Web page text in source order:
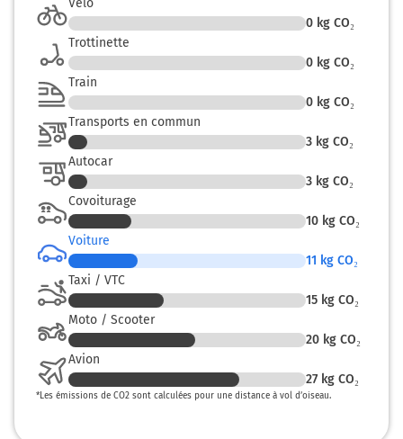
Prendre à droite et rejoindre Boulevard du
Maréchal de Lattre de Tassigny. Continuer sur 750
mètres
Continuer Passage d'Ille et Rance sur 260 mètres
Tourner légèrement à droite sur Passage d'Ille et
Rance et continuer sur 120 mètres
136 km
Tourner à gauche sur Carrefour Jouaust et
continuer sur 90 mètres
Carrefour Jouaust
136 km
Continuer Rue de Brest sur 40 mètres
136 km
Vélo
0 kg CO₂
Trottinette
0 kg CO₂
Train
0 kg CO₂
Transports en commun
3 kg CO₂
Autocar
3 kg CO₂
Covoiturage
10 kg CO₂
Voiture
11 kg CO₂
Taxi / VTC
15 kg CO₂
Moto / Scooter
20 kg CO₂
Avion
27 kg CO₂
*Les émissions de CO2 sont calculées pour une distance à vol d’oiseau.